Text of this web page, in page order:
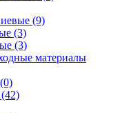
(9)
(3)
(3)
материалы